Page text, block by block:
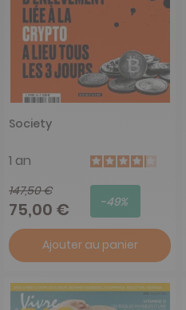
Society
1 an
147,50 €
75,00 € -49%
Ajouter au panier